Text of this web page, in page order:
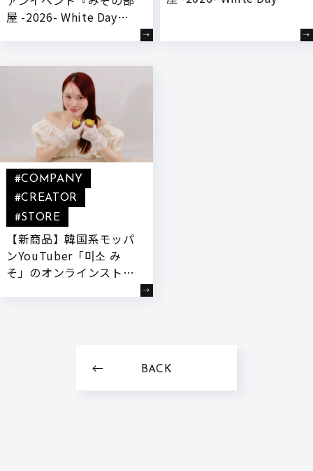
屋 -2026- White Day
【新商品】韓国系モッパ
ンYouTuber「미소 み
そ」のオンラインストア
#COMPANY
#CREATOR
#STORE
BACK